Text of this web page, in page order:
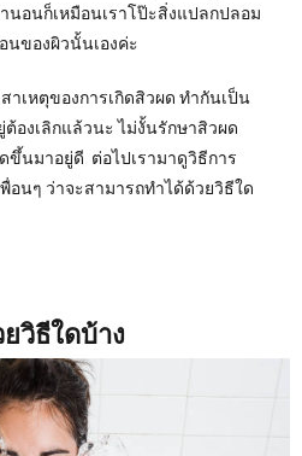
นอนก็เหมือนเราโป๊ะสิ่งแปลกปลอม
นของผิวนั้นเองค่ะ
าเหตุของการเกิดสิวผด ทำกันเป็น
ต้องเลิกแล้วนะ ไม่งั้นรักษาสิวผด
ขึ้นมาอยู่ดี ต่อไปเรามาดูวิธีการ
อนๆ ว่าจะสามารถทำได้ด้วยวิธีใด
วิธีใดบ้าง